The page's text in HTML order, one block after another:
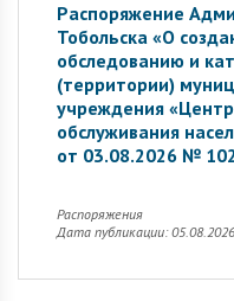
Распоряжение
Тобольска «О
обследованию и
(территории)
учреждения
обслуживания
от 03.08.2026 №
Распоряжения
Дата публикации: